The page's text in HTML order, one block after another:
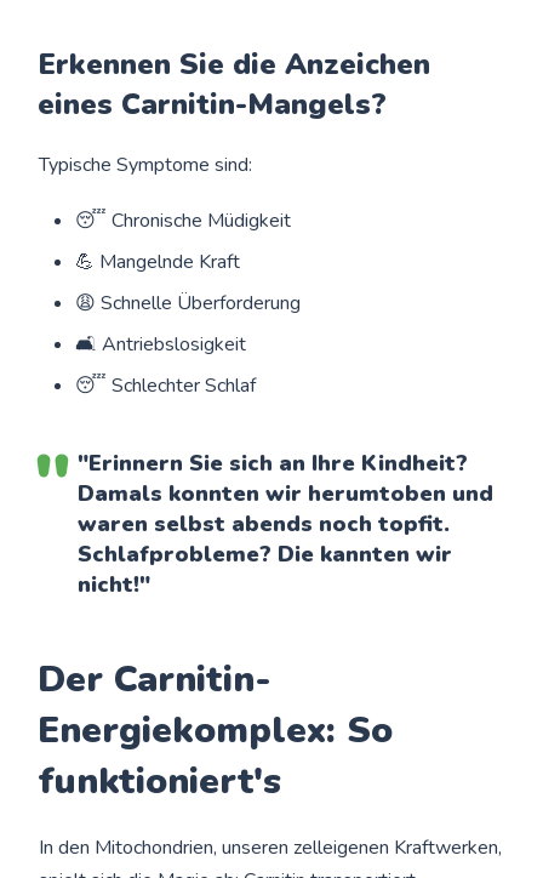
Erkennen Sie die Anzeichen
eines Carnitin-Mangels?
Typische Symptome sind:
😴 Chronische Müdigkeit
💪 Mangelnde Kraft
😩 Schnelle Überforderung
🛋️ Antriebslosigkeit
😴 Schlechter Schlaf
"Erinnern Sie sich an Ihre Kindheit?
Damals konnten wir herumtoben und
waren selbst abends noch topfit.
Schlafprobleme? Die kannten wir
nicht!"
Der Carnitin-
Energiekomplex: So
funktioniert's
In den Mitochondrien, unseren zelleigenen Kraftwerken,